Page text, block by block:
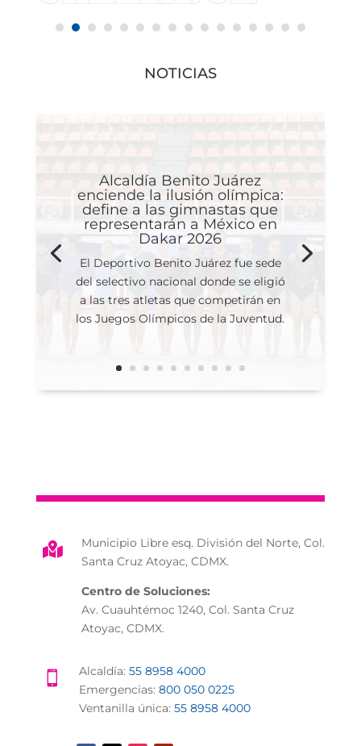
NOTICIAS
Alcaldía Benito Juárez
enciende la ilusión olímpica:
define a las gimnastas que
representarán a México en
Dakar 2026
El Deportivo Benito Juárez fue sede
del selectivo nacional donde se eligió
a las tres atletas que competirán en
los Juegos Olímpicos de la Juventud.

Municipio Libre esq. División del Norte, Col.
Santa Cruz Atoyac, CDMX.
Centro de Soluciones:
Av. Cuauhtémoc 1240, Col. Santa Cruz
Atoyac, CDMX.
 Alcaldía: 55 8958 4000
Emergencias: 800 050 0225
Ventanilla única: 55 8958 4000